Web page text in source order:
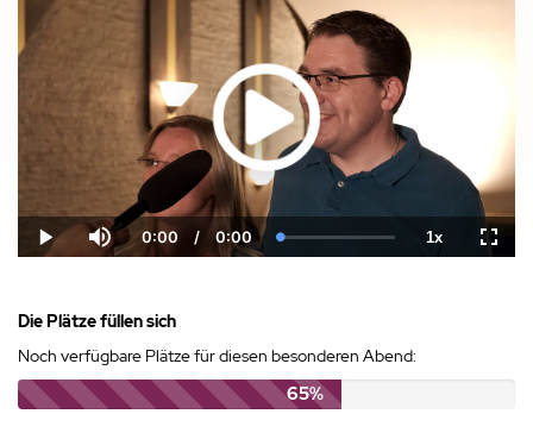
Play Mute
Current
Time
0:00 / Duration
0:00 Loaded:
0.00%
1xPlayback
Rate
Die Plätze füllen sich
Noch verfügbare Plätze für diesen besonderen Abend:
65%